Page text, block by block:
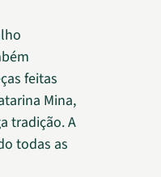
feitas
Mina,
tradição. A
todas as